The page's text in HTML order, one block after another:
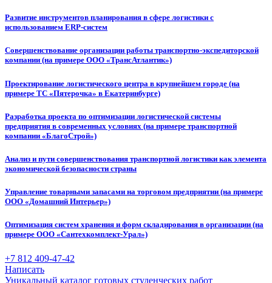
Развитие инструментов планирования в сфере логистики с
использованием ERP-систем
Совершенствование организации работы транспортно-экспедиторской
компании (на примере ООО «ТрансАтлантик»)
Проектирование логистического центра в крупнейшем городе (на
примере ТС «Пятерочка» в Екатеринбурге)
Разработка проекта по оптимизации логистической системы
предприятия в современных условиях (на примере транспортной
компании «БлагоСтрой»)
Анализ и пути совершенствования транспортной логистики как элемента
экономической безопасности страны
Управление товарными запасами на торговом предприятии (на примере
ООО «Домашний Интерьер»)
Оптимизация систем хранения и форм складирования в организации (на
примере ООО «Сантехкомплект-Урал»)
+7 812 409-47-42
Написать
Уникальный каталог готовых студенческих работ